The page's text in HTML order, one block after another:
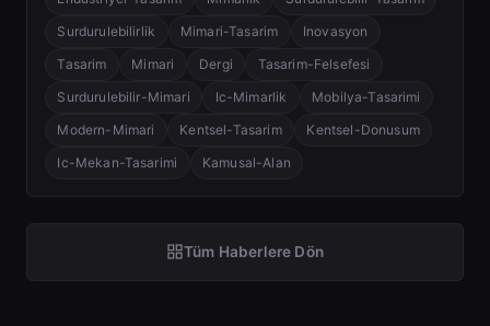
Surdurulebilirlik
Mimari-Tasarim
Inovasyon
Tasarim
Mimari Dergi
Tasarim-Felsefesi
Surdurulebilir-Mimari
Ic-Mimarlik
Mobilya-Tasarimi
Modern-Mimari
Kentsel-Tasarim
Kentsel-Donusum
Ic-Mekan-Tasarimi
Kamusal-Alan
Tüm Haberlere Dön